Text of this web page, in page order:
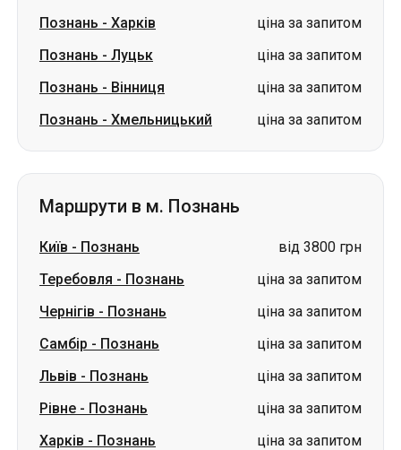
Познань - Харків
ціна за запитом
Познань - Луцьк
ціна за запитом
Познань - Вінниця
ціна за запитом
Познань - Хмельницький ціна за запитом
Маршрути в м. Познань
Київ - Познань
від 3800 грн
Теребовля - Познань
ціна за запитом
Чернігів - Познань
ціна за запитом
Самбір - Познань
ціна за запитом
Львів - Познань
ціна за запитом
Рівне - Познань
ціна за запитом
Харків - Познань
ціна за запитом